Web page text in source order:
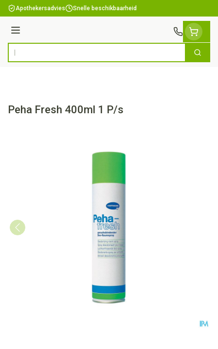
Ga naar de inhoud
Apothekersadvies Snelle beschikbaarheid
Menu
Product, merk, categorie... Zoek
Peha Fresh 400ml 1 P/s